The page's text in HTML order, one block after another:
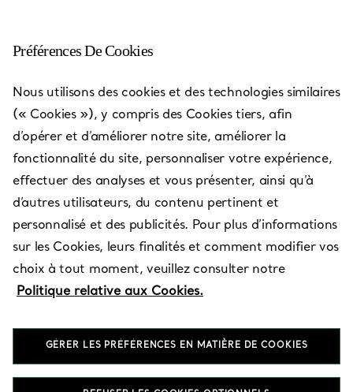
Pittsburgh - Ross Park Mall
Ouvert aujourd’hui jusqu’à 20:00
PRENEZ RENDEZ-VOUS
Services disponibles
(412) 358-3550
Préférences De Cookies
Nous utilisons des cookies et des technologies similaires
(« Cookies »), y compris des Cookies tiers, afin
d’opérer et d’améliorer notre site, améliorer la
fonctionnalité du site, personnaliser votre expérience,
effectuer des analyses et vous présenter, ainsi qu’à
d’autres utilisateurs, du contenu pertinent et
personnalisé et des publicités. Pour plus d’informations
sur les Cookies, leurs finalités et comment modifier vos
choix à tout moment, veuillez consulter notre
Politique relative aux Cookies.
GÉRER LES PRÉFÉRENCES EN MATIÈRE DE COOKIES